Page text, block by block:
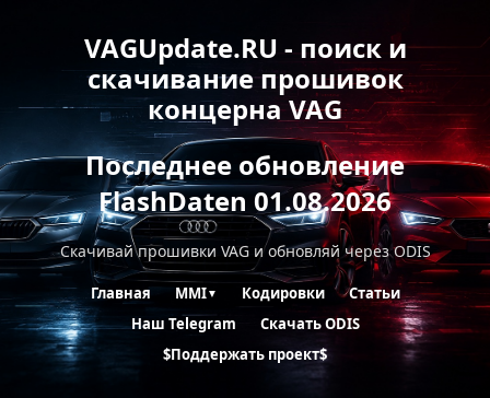
VAGUpdate.RU - поиск и
скачивание прошивок
концерна VAG
Последнее обновление
FlashDaten 01.08.2026
Скачивай прошивки VAG и обновляй через ODIS
Главная MMI▼ Кодировки
Статьи
Наш Telegram
Скачать ODIS
$Поддержать проект$